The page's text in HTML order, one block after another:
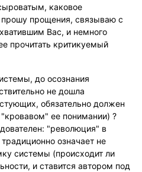
каковое
прошу прощения, связываю с
Вас, и немного
прочитать критикуемый
до осознания
не дошла
обязательно должен
ее понимании) ?
"революция" в
означает не
системы (происходит ли
и ставится автором под